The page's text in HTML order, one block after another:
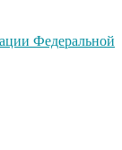
Федеральной